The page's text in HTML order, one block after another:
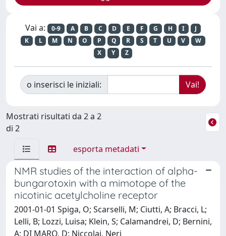
Vai a: 0-9 A B C D E F G H I
J
K
L M N O P Q R S T U V
W
X
Y Z
o inserisci le iniziali:
Mostrati risultati da 2 a 2
di 2
esporta metadati
NMR studies of the interaction of alpha-
bungarotoxin with a mimotope of the
nicotinic acetylcholine receptor
2001-01-01 Spiga, O; Scarselli, M; Ciutti, A; Bracci, L;
Lelli, B; Lozzi, Luisa; Klein, S; Calamandrei, D; Bernini,
A; DI MARO, D; Niccolai, Neri